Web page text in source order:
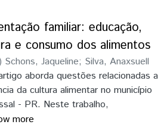
escolas oferecem um cardápio
diversidade nutricional além de
infra-estrutura adequada
armazenamento dos alimentos.
familiar: educação,
e consumo dos alimentos
Schons, Jaqueline; Silva, Anaxsuell
aborda questões relacionadas a
da cultura alimentar no município
- PR. Neste trabalho,
os valores atribuídos aos
more